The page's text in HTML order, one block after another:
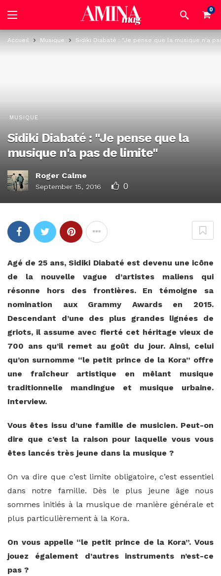
0
Accueil Musique Sidiki Diabaté : "Je pense que la musique n'a
MUSIQUE
Sidiki Diabaté : "Je pense que la
musique n'a pas de limite"
Roger Calme
September 15, 2016 0
Agé de 25 ans, Sidiki Diabaté est devenu une icône
de la nouvelle vague d’artistes maliens qui
résonne hors des frontières. En témoigne sa
nomination aux Grammy Awards en 2015.
Descendant d’une des plus grandes lignées de
griots, il assume avec fierté cet héritage vieux de
700 ans qu’il remet au goût du jour. Ainsi, celui
qu’on surnomme “le petit prince de la Kora” offre
une fraîcheur artistique en mêlant musique
traditionnelle mandingue et musique urbaine.
Interview.
Vous êtes issu d’une famille de musicien. Peut-on
dire que c’est la raison pour laquelle vous vous
êtes lancés très jeune dans la musique ?
On va dire que c’est limite obligatoire, c’est essentiel
dans notre famille. Dès le plus jeune âge nous
sommes initiés à la musique de manière générale et
plus particulièrement à la Kora.
On vous appelle “le petit prince de la Kora”. Vous
jouez également d’autres instruments n’est-ce
pas ?